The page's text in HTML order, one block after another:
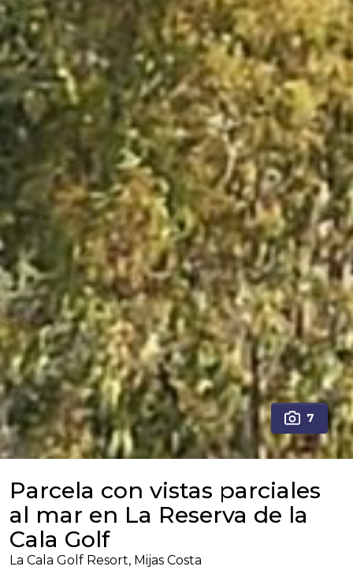
7
Parcela con vistas parciales
al mar en La Reserva de la
Cala Golf
La Cala Golf Resort, Mijas Costa